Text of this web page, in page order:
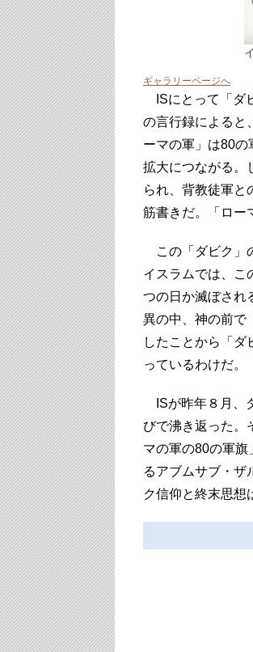
ギャラリーページへ
ISにとって「ダ
の言行録によると
ーマの軍」は80
拡大につながる。
られ、背教徒軍と
筋書きだ。「ロー
この「ダビク」
イスラムでは、こ
つの日か滅ぼされ
異の中、神の前で
したことから「ダ
っているわけだ。
ISが昨年８月、
びで沸き返った。
マの軍の80の軍
るアブムサブ・ザ
ク信仰と終末思想